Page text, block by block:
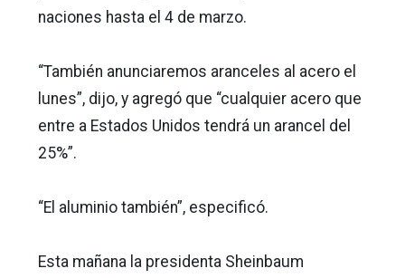
naciones hasta el 4 de marzo.
“También anunciaremos aranceles al acero el
lunes”, dijo, y agregó que “cualquier acero que
entre a Estados Unidos tendrá un arancel del
25%”.
“El aluminio también”, especificó.
Esta mañana la presidenta Sheinbaum